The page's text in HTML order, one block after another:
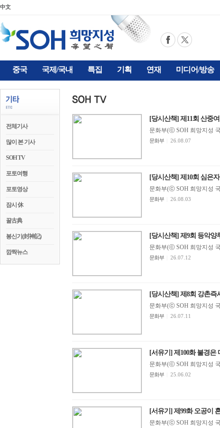
中文
중국 국제/국내 특집 기획 연재 미디어/방송
전체기사
많이 본 기사
SOH TV
포토여행
포토영상
잠시 休
꿀古典
봉신기(封神記)
깜짝뉴스
[당시산책] 제11회 산중
문화부(ⓒ SOH 희망지성
문화부 26.08.07
[당시산책] 제10회 심은
문화부(ⓒ SOH 희망지성
문화부 26.08.03
[당시산책] 제9회 등악양
문화부(ⓒ SOH 희망지성
문화부 26.07.12
[당시산책] 제8회 강촌즉
문화부(ⓒ SOH 희망지성
문화부 26.07.11
[서유기] 제100화 불경은
문화부(ⓒ SOH 희망지성
문화부 25.06.02
[서유기] 제99화 오공이
문화부(ⓒ SOH 희망지성